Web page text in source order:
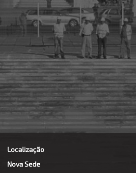
Localização
Nova Sede